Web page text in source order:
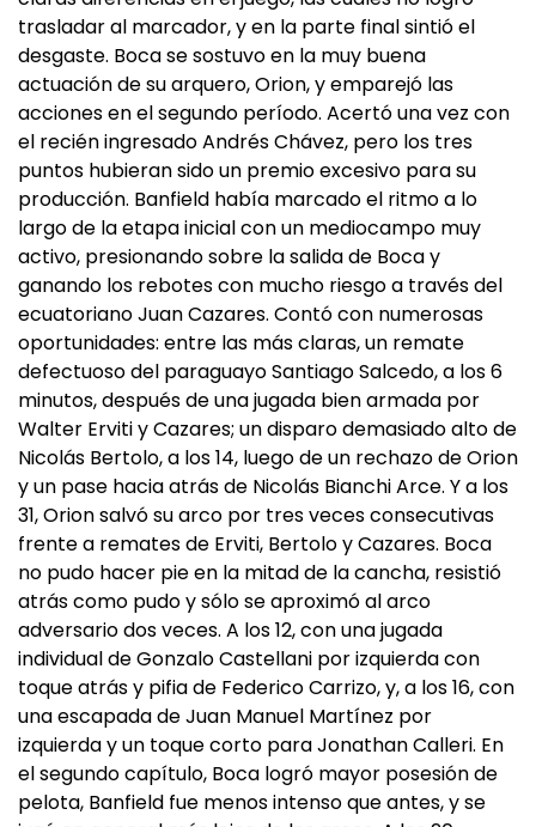
trasladar al marcador, y en la parte final sintió el
desgaste. Boca se sostuvo en la muy buena
actuación de su arquero, Orion, y emparejó las
acciones en el segundo período. Acertó una vez con
el recién ingresado Andrés Chávez, pero los tres
puntos hubieran sido un premio excesivo para su
producción. Banfield había marcado el ritmo a lo
largo de la etapa inicial con un mediocampo muy
activo, presionando sobre la salida de Boca y
ganando los rebotes con mucho riesgo a través del
ecuatoriano Juan Cazares. Contó con numerosas
oportunidades: entre las más claras, un remate
defectuoso del paraguayo Santiago Salcedo, a los 6
minutos, después de una jugada bien armada por
Walter Erviti y Cazares; un disparo demasiado alto de
Nicolás Bertolo, a los 14, luego de un rechazo de Orion
y un pase hacia atrás de Nicolás Bianchi Arce. Y a los
31, Orion salvó su arco por tres veces consecutivas
frente a remates de Erviti, Bertolo y Cazares. Boca
no pudo hacer pie en la mitad de la cancha, resistió
atrás como pudo y sólo se aproximó al arco
adversario dos veces. A los 12, con una jugada
individual de Gonzalo Castellani por izquierda con
toque atrás y pifia de Federico Carrizo, y, a los 16, con
una escapada de Juan Manuel Martínez por
izquierda y un toque corto para Jonathan Calleri. En
el segundo capítulo, Boca logró mayor posesión de
pelota, Banfield fue menos intenso que antes, y se